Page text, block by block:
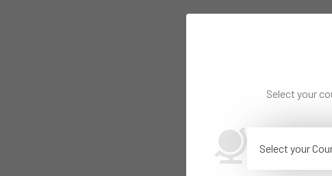
Select your
Select your